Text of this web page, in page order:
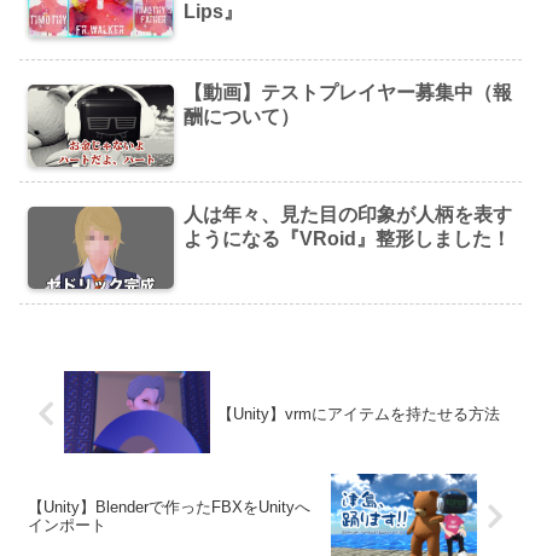
Lips』
【動画】テストプレイヤー募集中（報
酬について）
人は年々、見た目の印象が人柄を表す
ようになる『VRoid』整形しました！
【Unity】vrmにアイテムを持たせる方法
【Unity】Blenderで作ったFBXをUnityへ
インポート